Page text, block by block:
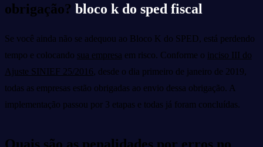
obrigação? bloco k do sped fiscal
Se você ainda não se adequou ao Bloco K do SPED, está perdendo
tempo e colocando sua empresa em risco. Conforme o inciso III do
Ajuste SINIEF 25/2016, desde o dia primeiro de janeiro de 2019,
todas as empresas estão obrigadas ao envio dessa obrigação. A
implementação passou por 3 etapas e todas já foram concluídas.
Quais são as penalidades por erros no